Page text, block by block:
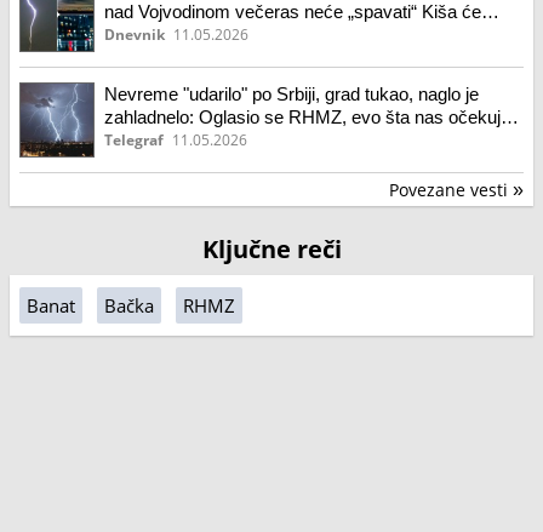
nad Vojvodinom večeras neće „spavati“ Kiša će
padati čitavu noć Posle današnje prve superćelije i
Dnevnik 11.05.2026
Nevreme "udarilo" po Srbiji, grad tukao, naglo je
zahladnelo: Oglasio se RHMZ, evo šta nas očekuje
tokom noći
Telegraf 11.05.2026
Povezane vesti »
Ključne reči
Banat Bačka RHMZ